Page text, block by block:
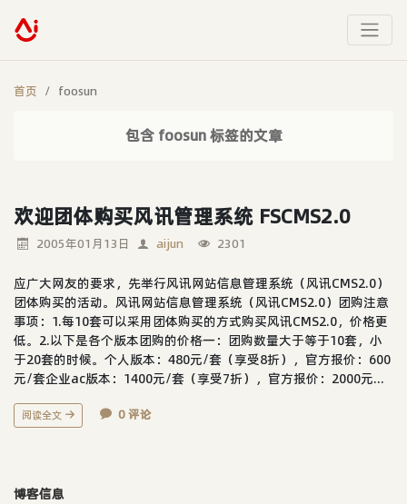
首页 foosun
包含 foosun 标签的文章
欢迎团体购买风讯管理系统 FSCMS2.0
2005年01月13日 aijun 2301
应广大网友的要求，先举行风讯网站信息管理系统（风讯CMS2.0）
团体购买的活动。风讯网站信息管理系统（风讯CMS2.0）团购注意
事项：1.每10套可以采用团体购买的方式购买风讯CMS2.0，价格更
低。2.以下是各个版本团购的价格一：团购数量大于等于10套，小
于20套的时候。个人版本：480元/套（享受8折），官方报价：600
元/套企业ac版本：1400元/套（享受7折），官方报价：2000元...
阅读全文 0 评论
博客信息